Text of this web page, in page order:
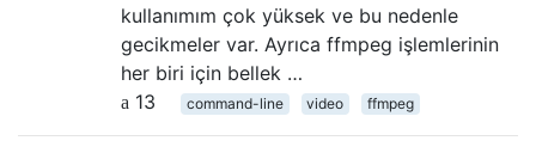
kullanımım çok yüksek ve bu nedenle
gecikmeler var. Ayrıca ffmpeg işlemlerinin
her biri için bellek …
13
command-line video ffmpeg